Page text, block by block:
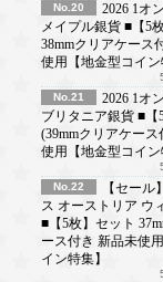
No.20
2026 1オ
メイプル銀貨 ■【5
38mmクリアケース
使用【地金型コイン
No.21
2026 1オ
ブリタニア銀貨 ■【
(39mmクリアケー
使用【地金型コイン
No.22
【セール
ス オーストリア ウ
■【5枚】セット
ース付き 新品未使
イン特集】